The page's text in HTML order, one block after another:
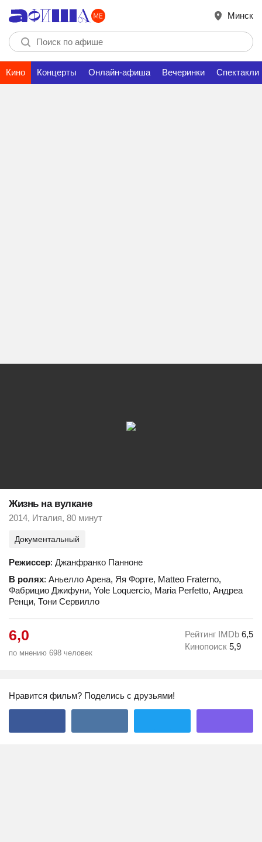
Минск
Кино Концерты Онлайн-афиша Вечеринки Спектакли
Жизнь на вулкане
2014, Италия, 80 минут
Документальный
Режиссер: Джанфранко Панноне
В ролях: Аньелло Арена, Яя Форте, Matteo Fraterno,
Фабрицио Джифуни, Yole Loquercio, Maria Perfetto, Андреа
Ренци, Тони Сервилло
6,0
по мнению 698 человек
Рейтинг IMDb 6,5
Кинопоиск 5,9
Нравится фильм? Поделись с друзьями!